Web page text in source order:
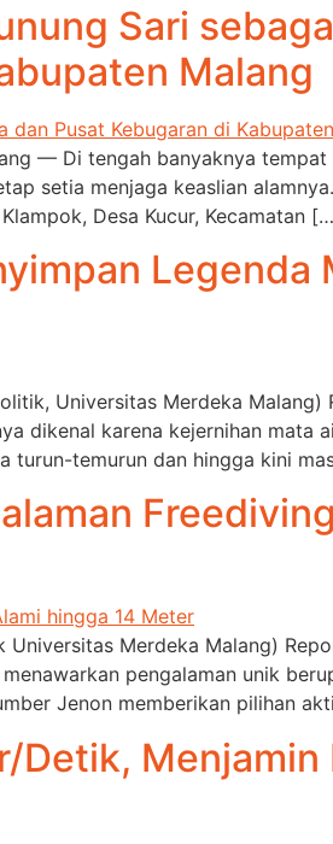
Sari
Malang
— Di tengah banyaknya
setia menjaga keaslian
Desa Kucur, Kecamatan
Legenda
Universitas Merdeka Malang)
dikenal karena kejernihan mata
turun-temurun dan hingga kini
Merdeka Malang)
pengalaman unik
Jenon memberikan pilihan
Detik, Menjamin